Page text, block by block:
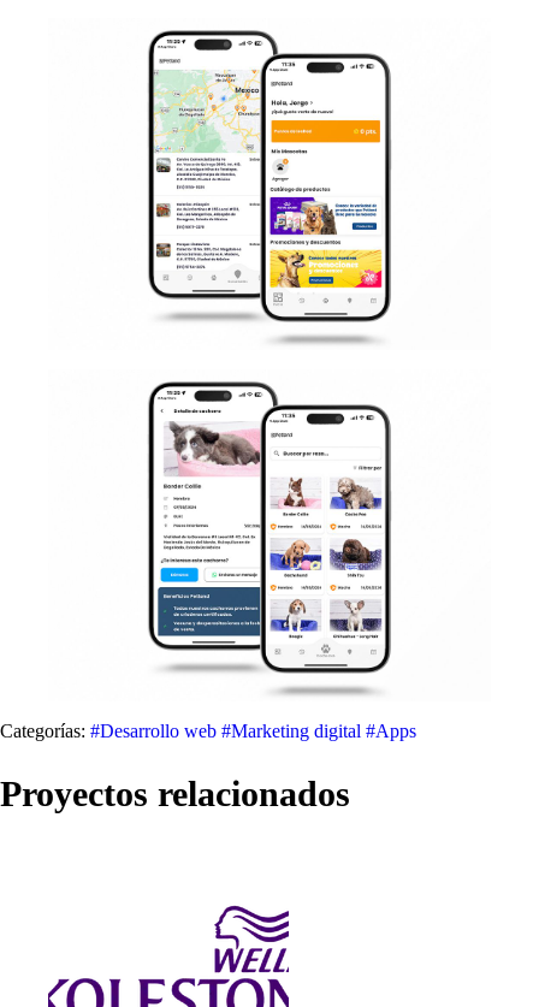
Categorías: #Desarrollo web #Marketing digital #Apps
Proyectos relacionados